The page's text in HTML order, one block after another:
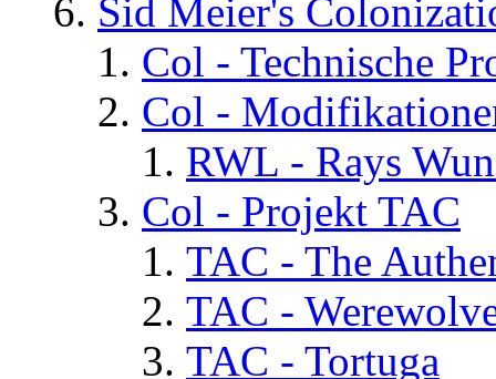
Sid Meier's
Col - Technische
Col -
RWL - Rays
Col - Projekt TAC
TAC - The
TAC -
TAC - Tortuga